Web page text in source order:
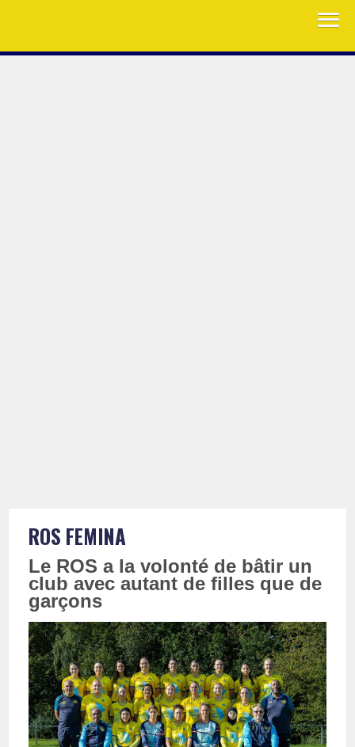
ROS FEMINA
Le ROS a la volonté de bâtir un
club avec autant de filles que de
garçons